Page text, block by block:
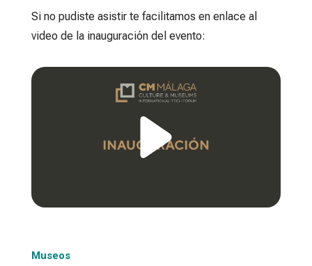
Si no pudiste asistir te facilitamos en enlace al
video de la inauguración del evento:
Museos